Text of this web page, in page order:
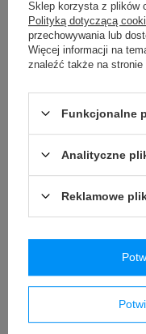
Najniższa cena
okresie 30 dni przed
wprowadzeniem
139,99 zł -28%
Kubek termiczny
szt.
Najniższa cena
Sklep korzysta z plików
Polityką dotyczącą
przechowywania lub
Więcej informacji na
znaleźć także na stronie
Funkcjonalne
Analityczne
Reklamowe